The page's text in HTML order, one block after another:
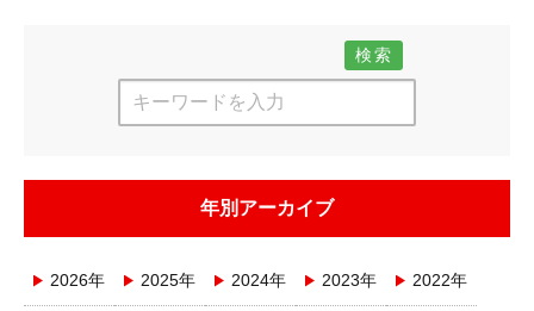
検索
年別アーカイブ
2026年 2025年 2024年 2023年 2022年